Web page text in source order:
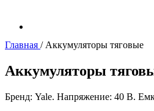
Главная / Аккумуляторы тяговые
Аккумуляторы
Бренд: Yale. Напряжение: 40 В.